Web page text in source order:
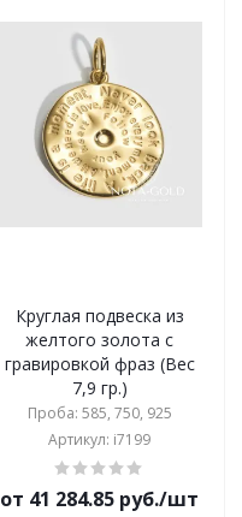
Круглая подвеска из
желтого золота с
гравировкой фраз (Вес
7,9 гр.)
Проба: 585, 750, 925
Артикул: i7199
от 41 284.85 руб./шт